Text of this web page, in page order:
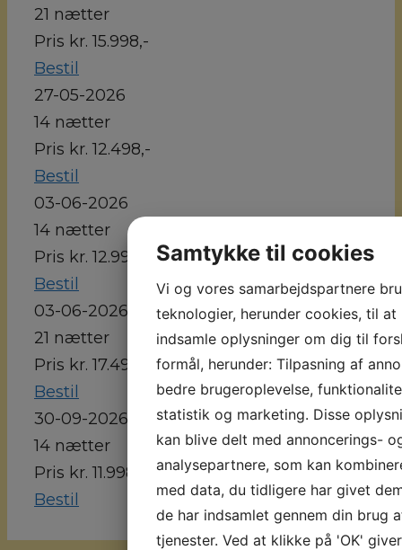
21 nætter
Pris kr. 15.998,-
Bestil
27-05-2026
14 nætter
Pris kr. 12.498,-
Bestil
03-06-2026
14 nætter
Pris kr. 12.998,-
Bestil
03-06-2026
21 nætter
Pris kr. 17.498,-
Bestil
30-09-2026
14 nætter
Pris kr. 11.998,-
Bestil
Samtykke til cookies
Vi og vores samarbejdspartnere
teknologier, herunder cookies, til at
indsamle oplysninger om dig til
formål, herunder: Tilpasning af
bedre brugeroplevelse,
statistik og marketing. Disse
kan blive delt med annoncerings-
analysepartnere, som kan
med data, du tidligere har givet
de har indsamlet gennem din brug
tjenester. Ved at klikke på 'OK'